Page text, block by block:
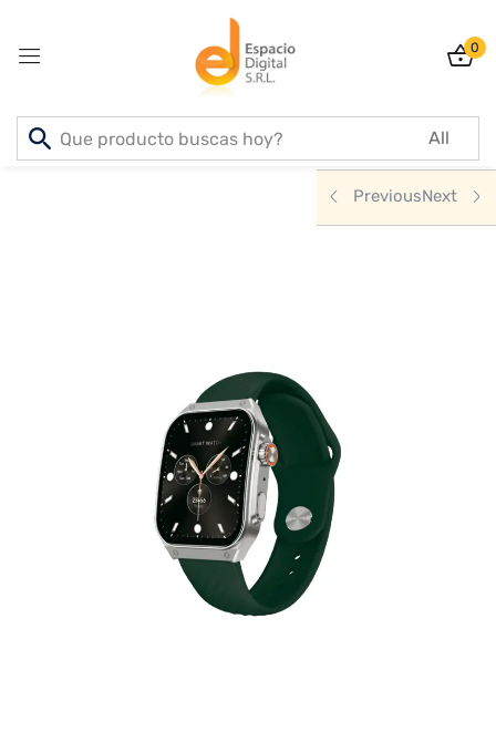
0
Inicio PRODUCTOS NOTEBOOKS & PCS
PreviousNext
Sign in
Create an account